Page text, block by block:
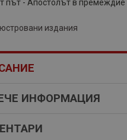
път - Апостолът в премеждие
издания
ИНФОРМАЦИЯ